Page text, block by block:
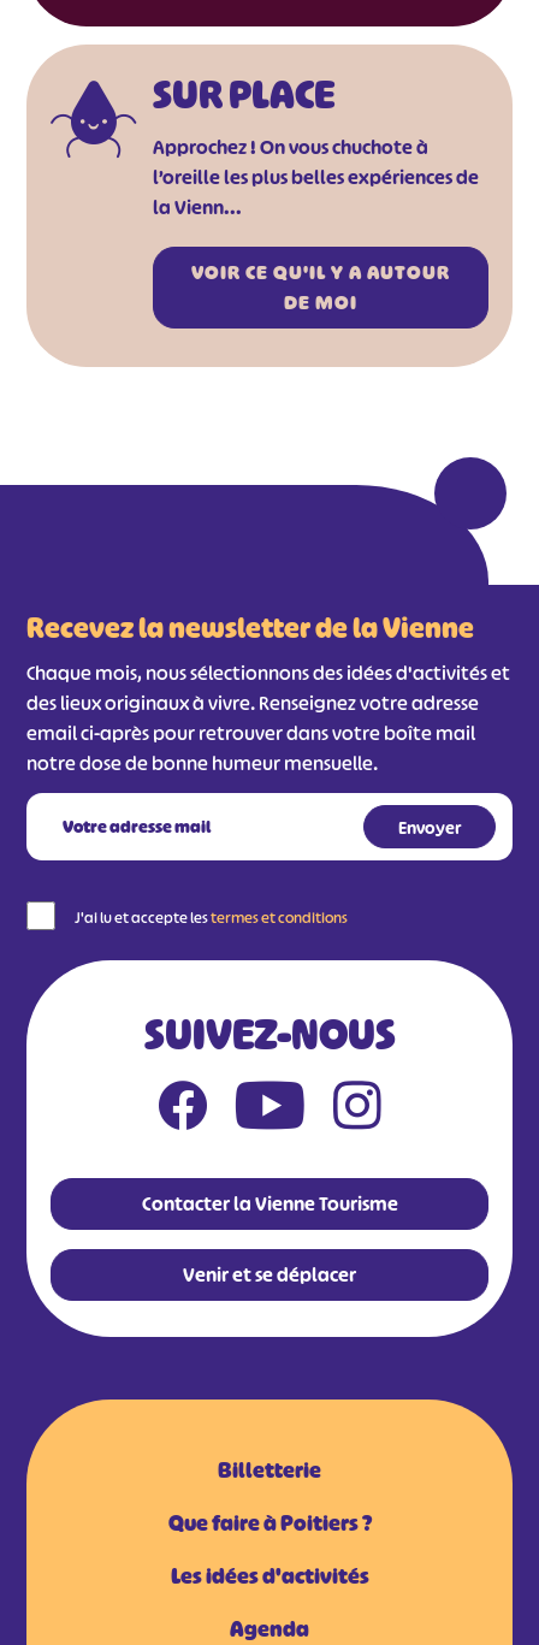
SUR PLACE
Approchez ! On vous chuchote à
l’oreille les plus belles expériences de
la Vienn...
VOIR CE QU'IL Y A AUTOUR
DE MOI
Recevez la newsletter de la Vienne
Chaque mois, nous sélectionnons des idées d'activités et
des lieux originaux à vivre. Renseignez votre adresse
email ci-après pour retrouver dans votre boîte mail
notre dose de bonne humeur mensuelle.
J'ai lu et accepte lestermes et conditions
SUIVEZ-NOUS
Contacter la Vienne Tourisme
Venir et se déplacer
Billetterie
Que faire à Poitiers ?
Les idées d'activités
Agenda
# #